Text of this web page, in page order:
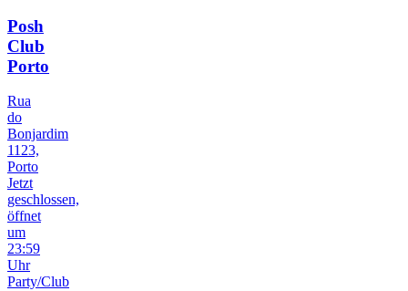
Posh
Club
Porto
Rua
do
Bonjardim
1123,
Porto
Jetzt
geschlossen,
öffnet
um
23:59
Uhr
Party/Club